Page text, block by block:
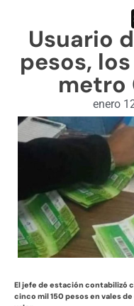
Usuario
pesos,
metro
enero
El jefe de estación contabilizó
cinco mil 150 pesos en vales